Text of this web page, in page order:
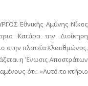
Εθνικής Αμύνης Νίκος
Κατάρα την Διοίκηση
στην πλατεία Κλαυθμώνος.
η Ένωσις Αποστράτων
ότι: «Αυτό το κτήριο